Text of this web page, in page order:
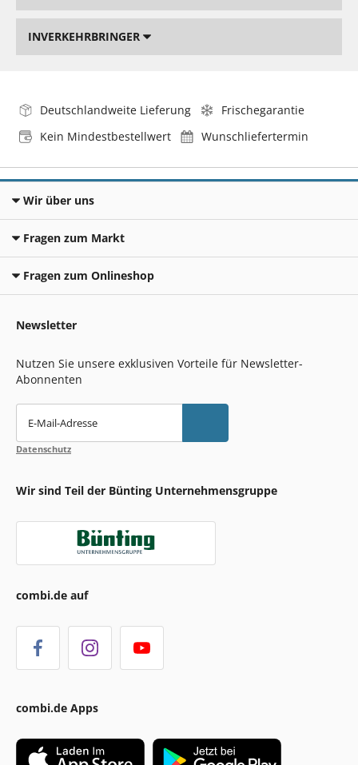
INVERKEHRBRINGER
Deutschlandweite Lieferung
Frischegarantie
Kein Mindestbestellwert
Wunschliefertermin
Wir über uns
Fragen zum Markt
Fragen zum Onlineshop
Newsletter
Nutzen Sie unsere exklusiven Vorteile für Newsletter-
Abonnenten
E-Mail-Adresse
Datenschutz
Wir sind Teil der Bünting Unternehmensgruppe
combi.de auf
combi.de Apps